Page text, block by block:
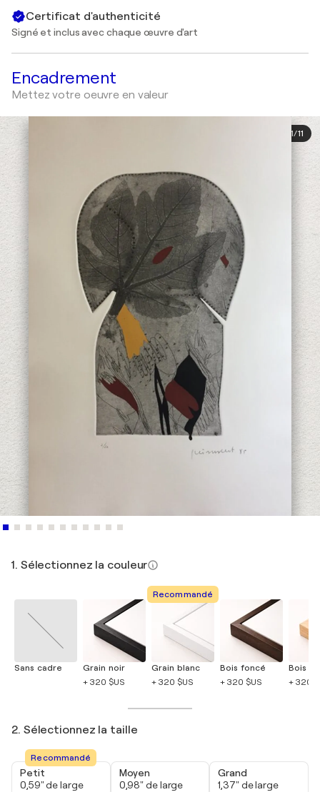
Certificat d'authenticité
Signé et inclus avec chaque œuvre d'art
Encadrement
Mettez votre oeuvre en valeur
1/11
1. Sélectionnez la couleur
Sans cadre
Grain noir
+ 320 $US
Recommandé
Grain blanc
+ 320 $US
Bois foncé
+ 320 $US
Bois
+ 320
2. Sélectionnez la taille
Recommandé
Petit
0,59" de large
Moyen
0,98" de large
Grand
1,37" de large